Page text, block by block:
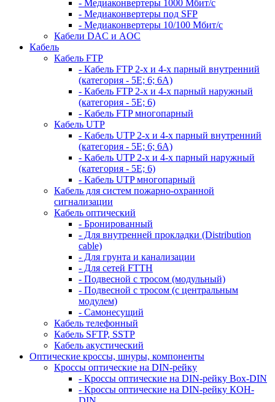
- Медиаконвертеры 1000 Мбит/с
- Медиаконвертеры под SFP
- Медиаконвертеры 10/100 Мбит/с
Кабели DAC и AOC
Кабель
Кабель FTP
- Кабель FTP 2-х и 4-х парный внутренний
(категория - 5Е; 6; 6А)
- Кабель FTP 2-х и 4-х парный наружный
(категория - 5Е; 6)
- Кабель FTP многопарный
Кабель UTP
- Кабель UTP 2-х и 4-х парный внутренний
(категория - 5Е; 6; 6А)
- Кабель UTP 2-х и 4-х парный наружный
(категория - 5Е; 6)
- Кабель UTP многопарный
Кабель для систем пожарно-охранной
сигнализации
Кабель оптический
- Бронированный
- Для внутренней прокладки (Distribution
cable)
- Для грунта и канализации
- Для сетей FTTH
- Подвесной с тросом (модульный)
- Подвесной с тросом (с центральным
модулем)
- Самонесущий
Кабель телефонный
Кабель SFTP, SSTP
Кабель акустический
Оптические кроссы, шнуры, компоненты
Кроссы оптические на DIN-рейку
- Кроссы оптические на DIN-рейку Box-DIN
- Кроссы оптические на DIN-рейку КОН-